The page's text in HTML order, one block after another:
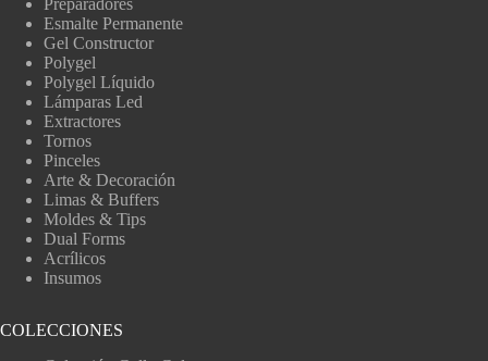
Preparadores
Esmalte Permanente
Gel Constructor
Polygel
Polygel Líquido
Lámparas Led
Extractores
Tornos
Pinceles
Arte & Decoración
Limas & Buffers
Moldes & Tips
Dual Forms
Acrílicos
Insumos
COLECCIONES